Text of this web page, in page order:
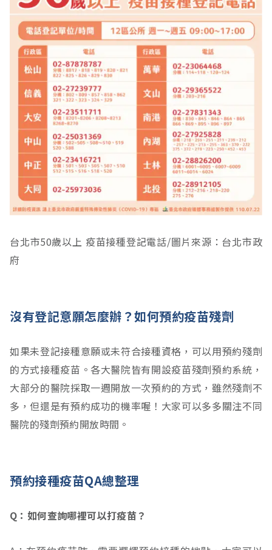
台北市50歲以上 疫苗接種登記電話/圖片來源：台北市政
府
沒有登記意願怎麼辦？如何預約疫苗殘劑
如果未登記接種意願或未符合接種資格，可以用預約殘劑
的方式接種疫苗。各大醫院皆有開設疫苗殘劑預約系統，
大部分的醫院採取一週開放一次預約的方式，雖然殘劑不
多，但還是有預約成功的機率喔！大家可以多多關注不同
醫院的殘劑預約開放時間。
預約接種疫苗QA總整理
Q：如何查詢哪裡可以打疫苗？